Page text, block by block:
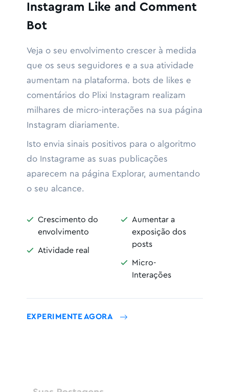
Instagram Like and Comment
Bot
Veja o seu envolvimento crescer à medida
que os seus seguidores e a sua atividade
aumentam na plataforma. bots de likes e
comentários do Plixi Instagram realizam
milhares de micro-interações na sua página
Instagram diariamente.
Isto envia sinais positivos para o algoritmo
do Instagrame as suas publicações
aparecem na página Explorar, aumentando
o seu alcance.

Crescimento do
envolvimento
 Atividade real

Aumentar a
exposição dos
posts

Micro-
Interações
EXPERIMENTE AGORA